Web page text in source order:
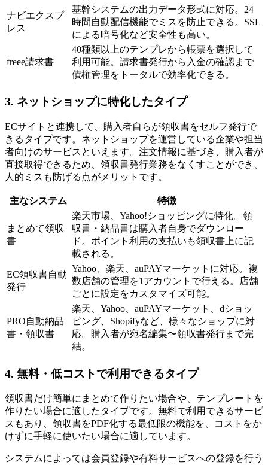
ナビエクスプ
レス
基幹システムの出力データ形式に対応。24
時間自動配信機能でミスを防止できる。SSL
による暗号化など安全性も高い。
freee請求書
40種類以上のテンプレから帳票を選択して
利用可能。請求書発行から入金の確認まで
債権管理をトータルで効率化できる。
3. ネットショップに特化したタイプ
ECサイトと連携して、購入者自らが領収書をセルフ発行で
きるタイプです。ネットショップを運営している企業や担当
者向けのサービスといえます。注文情報に基づき、購入者が
直接取得できるため、領収書発行業務をなくすことができ、
人的ミスも防げる点がメリットです。
主なシステム 特徴
まとめて領収
書
楽天市場、Yahoo!ショッピングに特化。領
収書・納品書は購入者自身でダウンロー
ド。ポイント利用の支払いも領収書上に記
載される。
EC領収書自動
発行
Yahoo、楽天、auPAYマーケットに対応。複
数店舗の管理を1アカウントで行える。店舗
ごとに設定をカスタマイズ可能。
PRO自動納品
書・領収書
楽天、Yahoo、auPAYマーケット、dショッ
ピング、Shopifyなど、様々なショップに対
応。購入者が宛名編集〜領収書発行まで完
結。
4. 無料・低コストで利用できるタイプ
領収書だけ簡単にまとめて作りたい場合や、テンプレートを
作りたい場合に適したタイプです。無料で利用できるサービ
スもあり、領収書をPDF化する最低限の機能を、コストをか
けずに手軽に使いたい場合に適しています。
システムによっては会員登録や有料サービスへの登録を行う